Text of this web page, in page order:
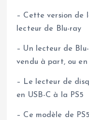
– Cette version de
lecteur de Blu-ray
– Un lecteur de
vendu à part, ou en
– Le lecteur de
en USB-C à la PS5
– Ce modèle de